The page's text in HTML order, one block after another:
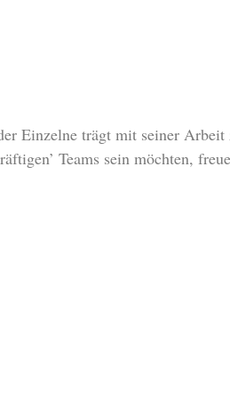
Einzelne trägt mit seiner Arbeit
Teams sein möchten,